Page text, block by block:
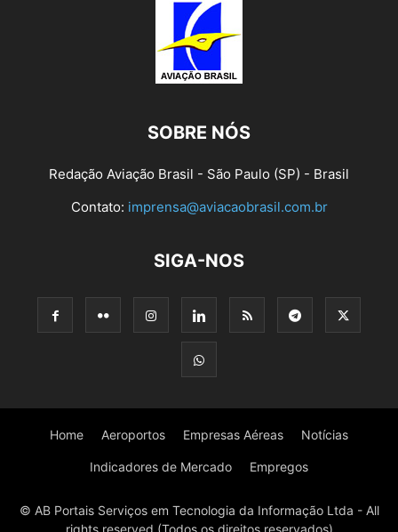
SOBRE NÓS
Redação Aviação Brasil - São Paulo (SP) - Brasil
Contato: imprensa@aviacaobrasil.com.br
SIGA-NOS
Home Aeroportos Empresas Aéreas Notícias
Indicadores de Mercado Empregos
© AB Portais Serviços em Tecnologia da Informação Ltda - All
rights reserved (Todos os direitos reservados)